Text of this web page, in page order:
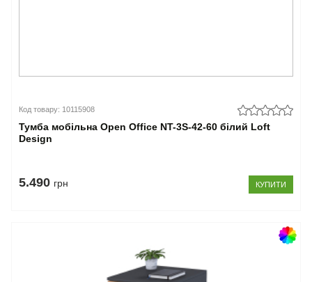
Код товару: 10115908
Тумба мобільна Open Office NT-3S-42-60 білий Loft
Design
5.490 грн КУПИТИ